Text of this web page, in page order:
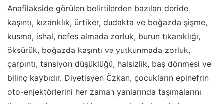
Anafilakside görülen belirtilerden bazıları deride
kaşıntı, kızarıklık, ürtiker, dudakta ve boğazda şişme,
kusma, ishal, nefes almada zorluk, burun tıkanıklığı,
öksürük, boğazda kaşıntı ve yutkunmada zorluk,
çarpıntı, tansiyon düşüklüğü, halsizlik, baş dönmesi ve
bilinç kaybıdır. Diyetisyen Özkan, çocukların epinefrin
oto-enjektörlerini her zaman yanlarında taşımalarını